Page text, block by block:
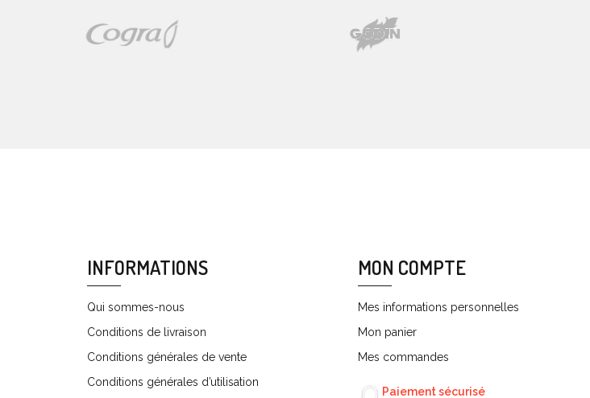
INFORMATIONS
Qui sommes-nous
Conditions de livraison
Conditions générales de vente
Conditions générales d’utilisation
MON COMPTE
Mes informations personnelles
Mon panier
Mes commandes
Paiement sécurisé